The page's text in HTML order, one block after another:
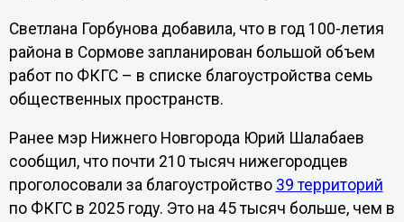
Светлана Горбунова добавила, что в год 100-летия
района в Сормове запланирован большой объем
работ по ФКГС – в списке благоустройства семь
общественных пространств.
Ранее мэр Нижнего Новгорода Юрий Шалабаев
сообщил, что почти 210 тысяч нижегородцев
проголосовали за благоустройство 39 территорий
по ФКГС в 2025 году. Это на 45 тысяч больше, чем в